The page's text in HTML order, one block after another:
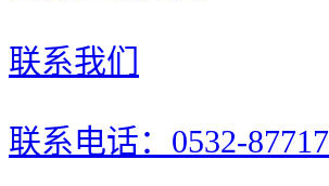
联系我们
联系电话：0532-